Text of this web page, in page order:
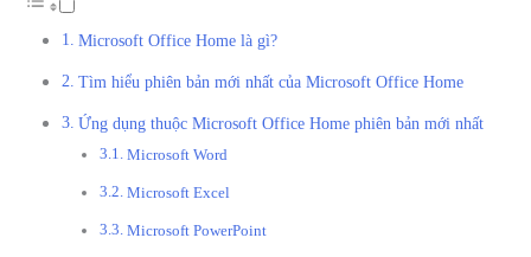
Microsoft Office Home là gì?
Tìm hiểu phiên bản mới nhất của Microsoft Office Home
Ứng dụng thuộc Microsoft Office Home phiên bản mới nhất
Microsoft Word
Microsoft Excel
Microsoft PowerPoint